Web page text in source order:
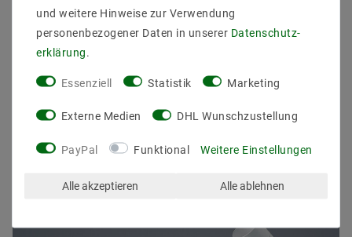
ZULETZT ANGESEHEN
und weitere Hinweise zur Verwendung
personenbezogener Daten in unserer Daten­schutz­
erklärung
Essenziell Statistik Marketing
Externe Medien DHL Wunschzustellung
PayPal Funktional Weitere Einstellungen
Alle akzeptieren Alle ablehnen